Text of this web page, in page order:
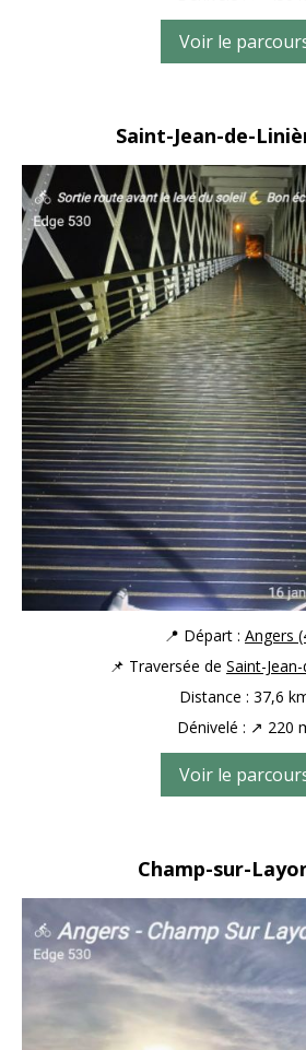
Voir le
Saint-Jean-de-
📍 Départ : Angers
📌 Traversée de Saint-
Distance : 37,6
Dénivelé : ↗ 220
Voir le
Champ-sur-